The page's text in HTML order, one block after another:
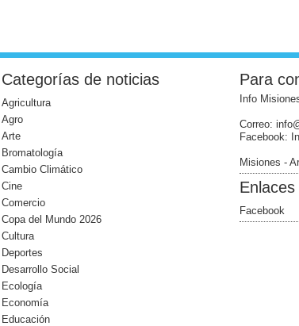
Categorías de noticias
Agricultura
Agro
Arte
Bromatología
Cambio Climático
Cine
Comercio
Copa del Mundo 2026
Cultura
Deportes
Desarrollo Social
Ecología
Economía
Educación
Para
Info
Correo:
Facebook:
Misiones -
Facebook